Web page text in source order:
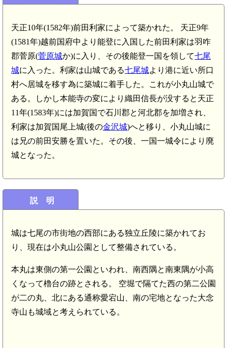
天正10年(1582年)前田利家によって築かれた。 天正9年
(1581年)越前国府中より能登に入国した前田利家は羽咋
郡菅原(菅原城か)に入り、その後能登一国を領して七尾
城に入った。利家は山城である七尾城より港に近い所口
村へ居城を移す為に築城に着手した。これが小丸山城で
ある。しかし本能寺の変により織田信長が没すると天正
11年(1583年)には加賀国で石川郡と河北郡を加増され、
利家は加賀国尾上城(後の金沢城)へと移り、小丸山城に
は兄の前田安勝を置いた。その後、一国一城令により廃
城となった。
説 明
城は七尾の市街地の西部にある独立丘陵に築かれてお
り、現在は小丸山公園として整備されている。
本丸は東側の第一公園といわれ、南西隅と南東隅が小高
くなって櫓台の跡とされる。 空堀で隔てた西の第二公園
が二の丸、北にある通称愛宕山、南の宅地となった大念
寺山も城域と考えられている。